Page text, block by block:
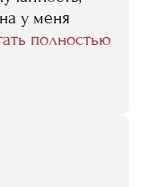
у меня
я хотел не
которой я
полностью